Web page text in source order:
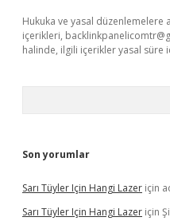
Hukuka ve yasal düzenlemelere
içerikleri,
halinde, ilgili içerikler yasal süre
Son yorumlar
Sarı Tüyler Için Hangi Lazer için
Sarı Tüyler Için Hangi Lazer için